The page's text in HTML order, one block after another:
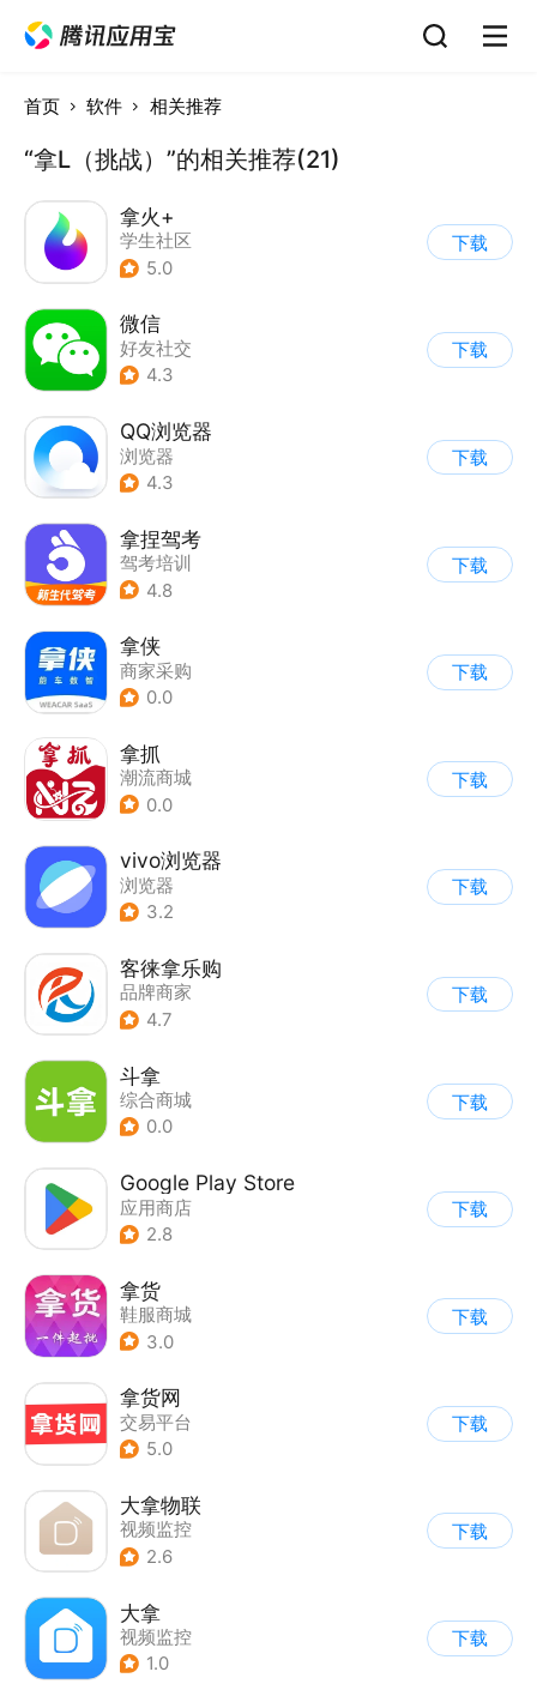
首页 软件 相关推荐
“拿L（挑战）”的相关推荐(21)
拿火+
学生社区
5.0
下载
微信
好友社交
4.3
下载
QQ浏览器
浏览器
4.3
下载
拿捏驾考
驾考培训
4.8
下载
拿侠
商家采购
0.0
下载
拿抓
潮流商城
0.0
下载
vivo浏览器
浏览器
3.2
下载
客徕拿乐购
品牌商家
4.7
下载
斗拿
综合商城
0.0
下载
Google Play Store
应用商店
2.8
下载
拿货
鞋服商城
3.0
下载
拿货网
交易平台
5.0
下载
大拿物联
视频监控
2.6
下载
大拿
视频监控
1.0
下载